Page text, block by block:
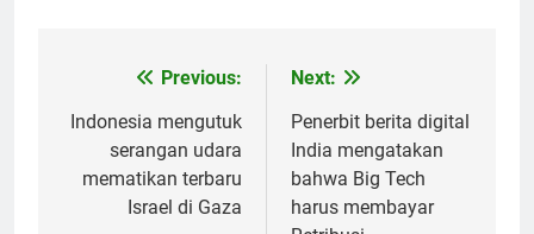
navigation
Previous:
Indonesia mengutuk
serangan udara
mematikan terbaru
Israel di Gaza
Next:
Penerbit berita digital
India mengatakan
bahwa Big Tech
harus membayar